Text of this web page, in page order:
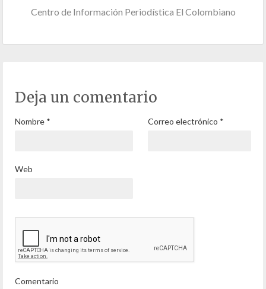
Centro de Información Periodística El Colombiano
Deja un comentario
Nombre * Correo electrónico *
Web
Comentario